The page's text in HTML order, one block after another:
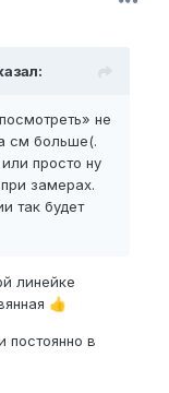
казался
не
см больше(.
просто ну
замерах.
так будет
линейке
👍
постоянно в